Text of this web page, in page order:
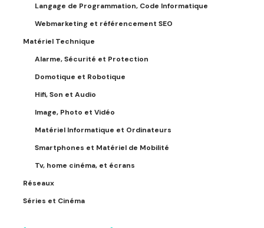
Langage de Programmation, Code Informatique
Webmarketing et référencement SEO
Matériel Technique
Alarme, Sécurité et Protection
Domotique et Robotique
Hifi, Son et Audio
Image, Photo et Vidéo
Matériel Informatique et Ordinateurs
Smartphones et Matériel de Mobilité
Tv, home cinéma, et écrans
Réseaux
Séries et Cinéma